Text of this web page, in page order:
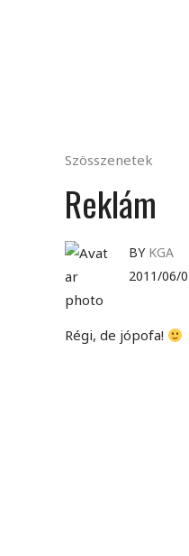
Szösszenetek
Reklám
BY KGA
2011/06/
Régi, de jópofa!